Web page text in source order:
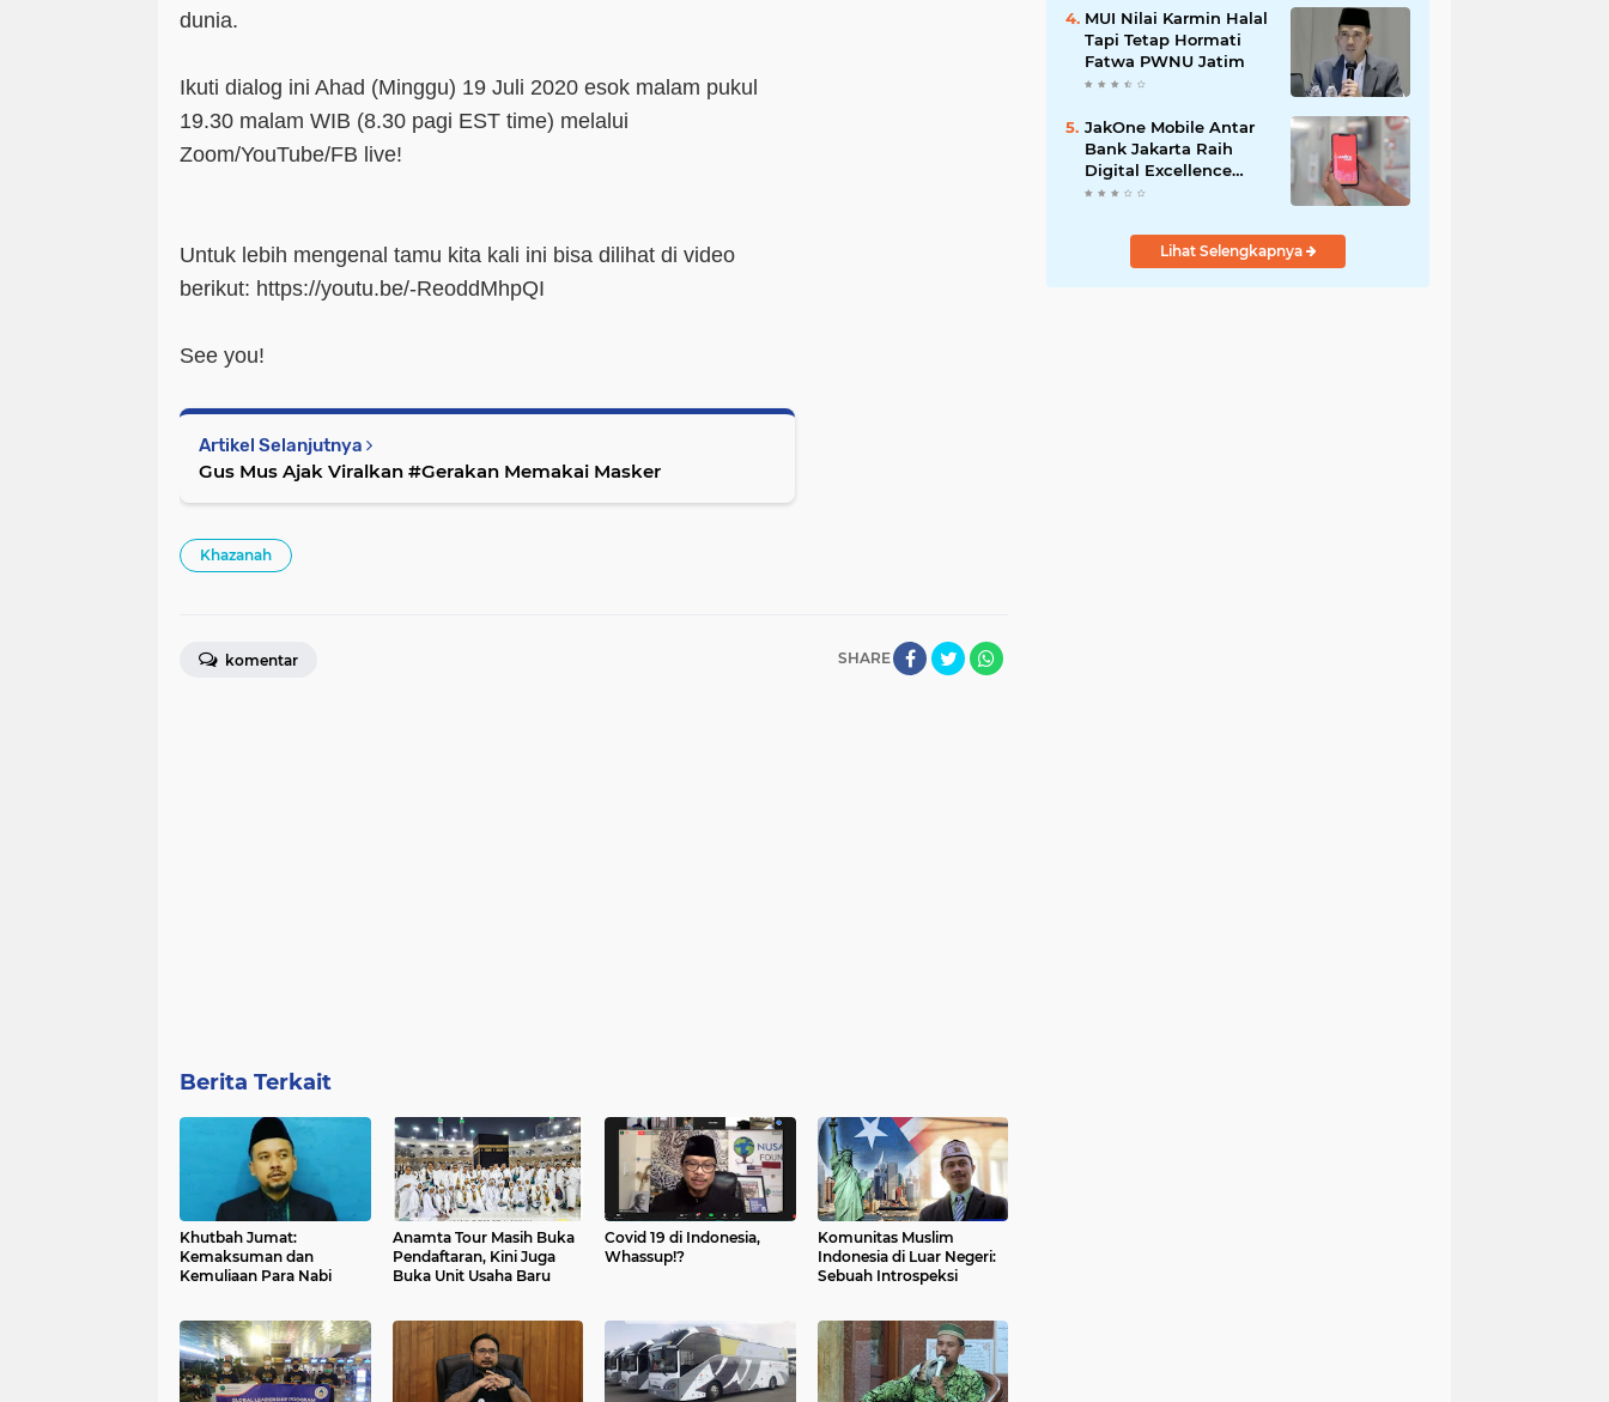
dunia.
Ikuti dialog ini Ahad (Minggu) 19 Juli 2020 esok malam pukul
19.30 malam WIB (8.30 pagi EST time) melalui
Zoom/YouTube/FB live!
Untuk lebih mengenal tamu kita kali ini bisa dilihat di video
berikut: https://youtu.be/-ReoddMhpQI
See you!
Artikel Selanjutnya
Gus Mus Ajak Viralkan #Gerakan Memakai Masker
Khazanah
SHARE
komentar
Berita Terkait
Khutbah Jumat:
Kemaksuman dan
Kemuliaan Para Nabi
Anamta Tour Masih Buka
Pendaftaran, Kini Juga
Buka Unit Usaha Baru
Covid 19 di Indonesia,
Whassup!?
Komunitas Muslim
Indonesia di Luar Negeri:
Sebuah Introspeksi
MUI Nilai Karmin Halal
Tapi Tetap Hormati
Fatwa PWNU Jatim
JakOne Mobile Antar
Bank Jakarta Raih
Digital Excellence
Awards 2026
Lihat Selengkapnya